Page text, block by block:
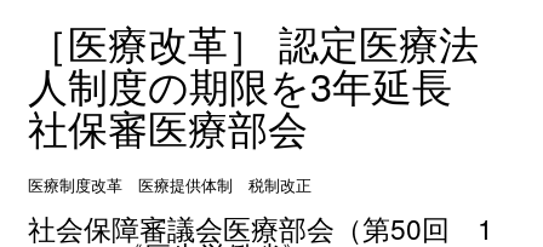
［医療改革］ 認定医療法
人制度の期限を3年延長
社保審医療部会
医療制度改革 医療提供体制 税制改正
社会保障審議会医療部会（第50回 1